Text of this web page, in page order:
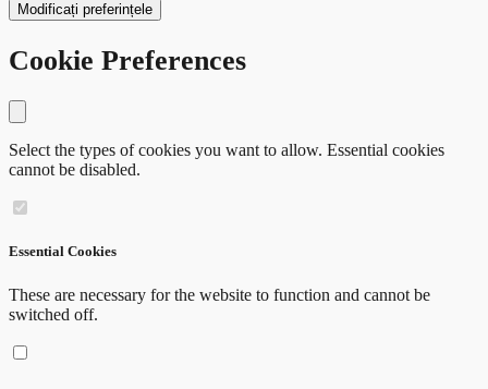
Modificați preferințele
Cookie Preferences
Select the types of cookies you want to allow. Essential cookies
cannot be disabled.
Essential Cookies
These are necessary for the website to function and cannot be
switched off.